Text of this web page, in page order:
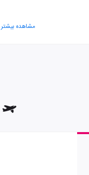
مشاهده بیشتر